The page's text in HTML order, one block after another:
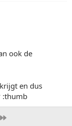
ook de
en dus
:thumb